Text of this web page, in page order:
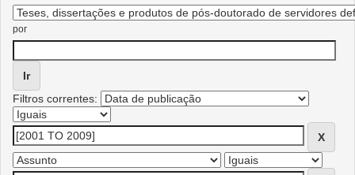
por
Filtros correntes: